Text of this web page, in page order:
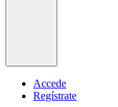
Accede
Regístrate